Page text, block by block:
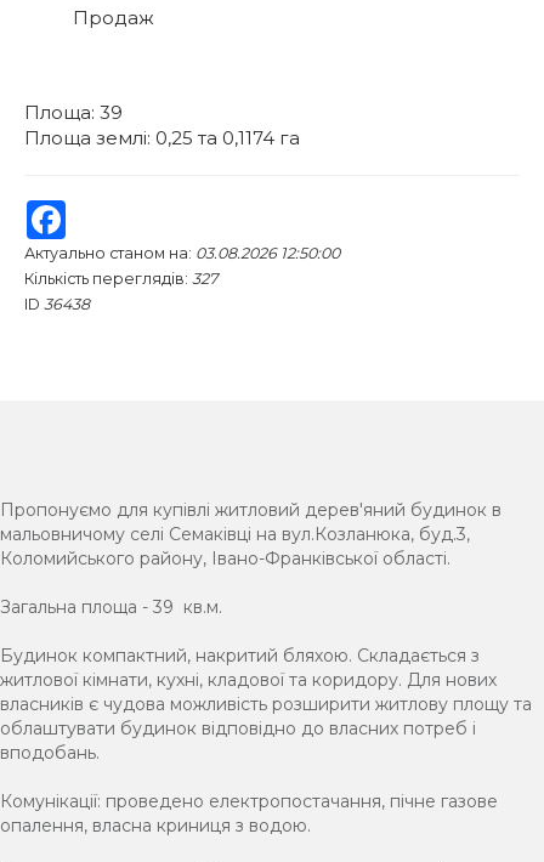
Продаж
Площа: 39
Площа землі: 0,25 та 0,1174 га
Актуально станом на: 03.08.2026 12:50:00
Кількість переглядів: 327
ID 36438
Пропонуємо для купівлі житловий дерев'яний будинок в
мальовничому селі Семаківці на вул.Козланюка, буд.3,
Коломийського району, Івано-Франківської області.
Загальна площа - 39 кв.м.
Будинок компактний, накритий бляхою. Складається з
житлової кімнати, кухні, кладової та коридору. Для нових
власників є чудова можливість розширити житлову площу та
облаштувати будинок відповідно до власних потреб і
вподобань.
Комунікації: проведено електропостачання, пічне газове
опалення, власна криниця з водою.